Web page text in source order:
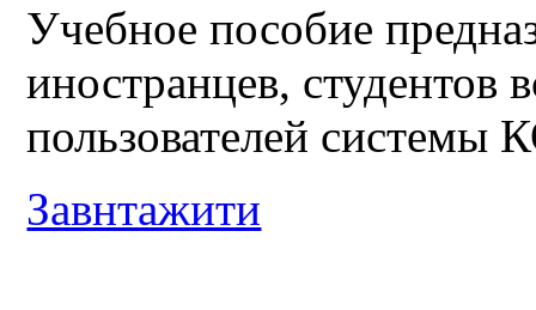
Учебное пособие
иностранцев, сту­дентов
пользователей
Завнтажити